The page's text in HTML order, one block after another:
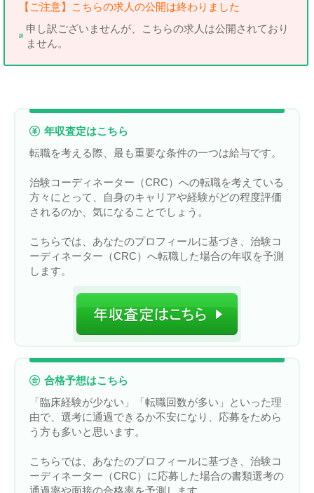
【ご注意】こちらの求人の公開は終わりました
申し訳ございませんが、こちらの求人は公開されており
ません。
年収査定はこちら
転職を考える際、最も重要な条件の一つは給与です。
治験コーディネーター（CRC）への転職を考えている
方々にとって、自身のキャリアや経験がどの程度評価
されるのか、気になることでしょう。
こちらでは、あなたのプロフィールに基づき、治験コ
ーディネーター（CRC）へ転職した場合の年収を予測
します。
合格予想はこちら
「臨床経験が少ない」「転職回数が多い」といった理
由で、選考に通過できるか不安になり、応募をためら
う方も多いと思います。
こちらでは、あなたのプロフィールに基づき、治験コ
ーディネーター（CRC）に応募した場合の書類選考の